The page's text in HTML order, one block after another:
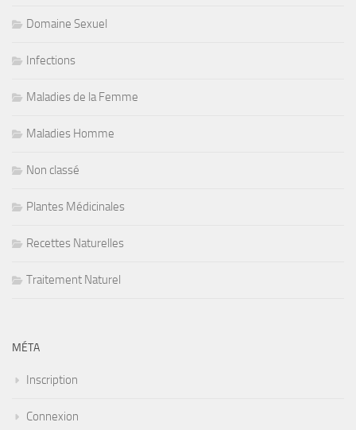
Domaine Sexuel
Infections
Maladies de la Femme
Maladies Homme
Non classé
Plantes Médicinales
Recettes Naturelles
Traitement Naturel
MÉTA
Inscription
Connexion